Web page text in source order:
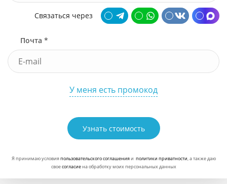
Связаться через
Почта *
У меня есть промокод
Узнать стоимость
Я принимаю условияпользовательского соглашенияи политики приватности, а также даю
своесогласиена обработку моих персональных данных